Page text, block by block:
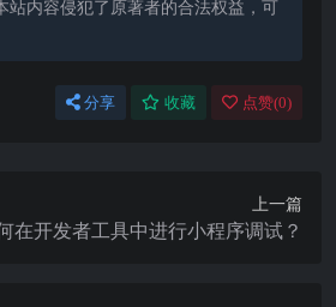
站内容侵犯了原著者的合法权益，可
分享 收藏 点赞(0)
上一篇
在开发者工具中进行小程序调试？